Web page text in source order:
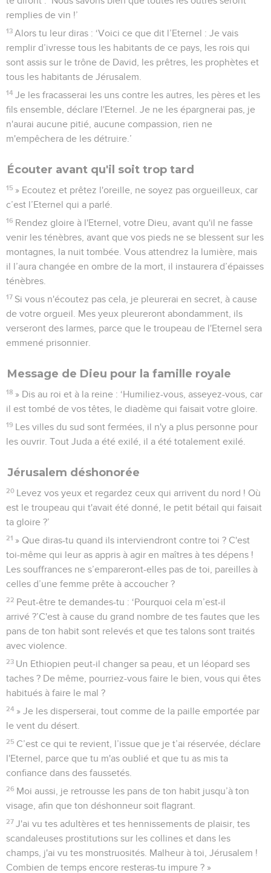
remplies de vin !’
13 Alors tu leur diras : ‘Voici ce que dit l’Eternel : Je vais
remplir d’ivresse tous les habitants de ce pays, les rois qui
sont assis sur le trône de David, les prêtres, les prophètes et
tous les habitants de Jérusalem.
14 Je les fracasserai les uns contre les autres, les pères et les
fils ensemble, déclare l'Eternel. Je ne les épargnerai pas, je
n'aurai aucune pitié, aucune compassion, rien ne
m'empêchera de les détruire.’
Écouter avant qu'il soit trop tard
15 » Ecoutez et prêtez l'oreille, ne soyez pas orgueilleux, car
c’est l’Eternel qui a parlé.
16 Rendez gloire à l'Eternel, votre Dieu, avant qu'il ne fasse
venir les ténèbres, avant que vos pieds ne se blessent sur les
montagnes, la nuit tombée. Vous attendrez la lumière, mais
il l’aura changée en ombre de la mort, il instaurera d’épaisses
ténèbres.
17 Si vous n'écoutez pas cela, je pleurerai en secret, à cause
de votre orgueil. Mes yeux pleureront abondamment, ils
verseront des larmes, parce que le troupeau de l'Eternel sera
emmené prisonnier.
Message de Dieu pour la famille royale
18 » Dis au roi et à la reine : ‘Humiliez-vous, asseyez-vous, car
il est tombé de vos têtes, le diadème qui faisait votre gloire.
19 Les villes du sud sont fermées, il n'y a plus personne pour
les ouvrir. Tout Juda a été exilé, il a été totalement exilé.
Jérusalem déshonorée
20 Levez vos yeux et regardez ceux qui arrivent du nord ! Où
est le troupeau qui t'avait été donné, le petit bétail qui faisait
ta gloire ?’
21 » Que diras-tu quand ils interviendront contre toi ? C'est
toi-même qui leur as appris à agir en maîtres à tes dépens !
Les souffrances ne s’empareront-elles pas de toi, pareilles à
celles d’une femme prête à accoucher ?
22 Peut-être te demandes-tu : ‘Pourquoi cela m’est-il
arrivé ?’C'est à cause du grand nombre de tes fautes que les
pans de ton habit sont relevés et que tes talons sont traités
avec violence.
23 Un Ethiopien peut-il changer sa peau, et un léopard ses
taches ? De même, pourriez-vous faire le bien, vous qui êtes
habitués à faire le mal ?
24 » Je les disperserai, tout comme de la paille emportée par
le vent du désert.
25 C’est ce qui te revient, l’issue que je t’ai réservée, déclare
l'Eternel, parce que tu m'as oublié et que tu as mis ta
confiance dans des faussetés.
26 Moi aussi, je retrousse les pans de ton habit jusqu’à ton
visage, afin que ton déshonneur soit flagrant.
27 J'ai vu tes adultères et tes hennissements de plaisir, tes
scandaleuses prostitutions sur les collines et dans les
champs, j'ai vu tes monstruosités. Malheur à toi, Jérusalem !
Combien de temps encore resteras-tu impure ? »